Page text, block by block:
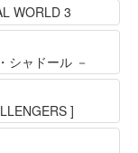
WORLD 3
シャドール －
]